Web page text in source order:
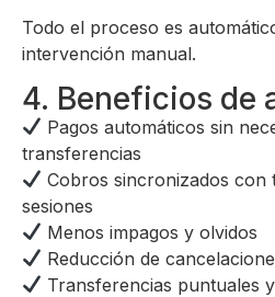
Todo el proceso es
intervención manual.
4. Beneficios de
Pagos automáticos sin
transferencias
Cobros sincronizados con
sesiones
Menos impagos y olvidos
Reducción de
Transferencias puntuales